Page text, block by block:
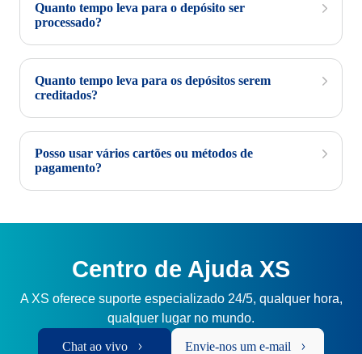
Quanto tempo leva para o depósito ser
processado?
Quanto tempo leva para os depósitos serem
creditados?
Posso usar vários cartões ou métodos de
pagamento?
Centro de Ajuda XS
A XS oferece suporte especializado 24/5, qualquer hora,
qualquer lugar no mundo.
Chat ao vivo Envie-nos um e-mail